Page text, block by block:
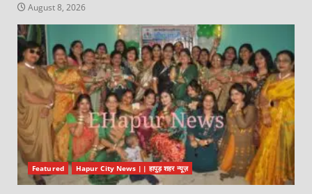
August 8, 2026
Featured Hapur City News || हापुड़ शहर न्यूज़